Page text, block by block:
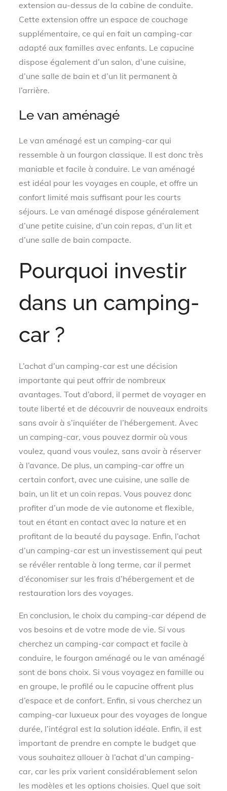
extension au-dessus de la cabine de conduite.
Cette extension offre un espace de couchage
supplémentaire, ce qui en fait un camping-car
adapté aux familles avec enfants. Le capucine
dispose également d’un salon, d’une cuisine,
d’une salle de bain et d’un lit permanent à
l’arrière.
Le van aménagé
Le van aménagé est un camping-car qui
ressemble à un fourgon classique. Il est donc très
maniable et facile à conduire. Le van aménagé
est idéal pour les voyages en couple, et offre un
confort limité mais suffisant pour les courts
séjours. Le van aménagé dispose généralement
d’une petite cuisine, d’un coin repas, d’un lit et
d’une salle de bain compacte.
Pourquoi investir
dans un camping-
car ?
L’achat d’un camping-car est une décision
importante qui peut offrir de nombreux
avantages. Tout d’abord, il permet de voyager en
toute liberté et de découvrir de nouveaux endroits
sans avoir à s’inquiéter de l’hébergement. Avec
un camping-car, vous pouvez dormir où vous
voulez, quand vous voulez, sans avoir à réserver
à l’avance. De plus, un camping-car offre un
certain confort, avec une cuisine, une salle de
bain, un lit et un coin repas. Vous pouvez donc
profiter d’un mode de vie autonome et flexible,
tout en étant en contact avec la nature et en
profitant de la beauté du paysage. Enfin, l’achat
d’un camping-car est un investissement qui peut
se révéler rentable à long terme, car il permet
d’économiser sur les frais d’hébergement et de
restauration lors des voyages.
En conclusion, le choix du camping-car dépend de
vos besoins et de votre mode de vie. Si vous
cherchez un camping-car compact et facile à
conduire, le fourgon aménagé ou le van aménagé
sont de bons choix. Si vous voyagez en famille ou
en groupe, le profilé ou le capucine offrent plus
d’espace et de confort. Enfin, si vous cherchez un
camping-car luxueux pour des voyages de longue
durée, l’intégral est la solution idéale. Enfin, il est
important de prendre en compte le budget que
vous souhaitez allouer à l’achat d’un camping-
car, car les prix varient considérablement selon
les modèles et les options choisies. Quel que soit